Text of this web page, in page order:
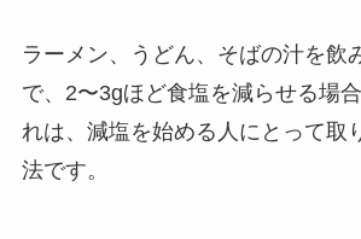
ラーメン、うどん、そばの汁を飲
で、2〜3gほど食塩を減らせる場
れは、減塩を始める人にとって取
法です。